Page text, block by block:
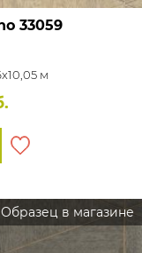
33059
м
Образец в магазине